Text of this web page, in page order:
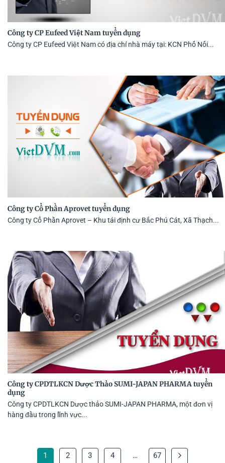
Công ty CP Eufeed Việt Nam tuyển dụng
Công ty CP Eufeed Việt Nam có địa chỉ nhà máy tại: KCN Phố Nối...
Công ty Cổ Phần Aprovet tuyển dụng
Công ty Cổ Phần Aprovet – Khu tái định cư Bắc Phú Cát, Xã Thạch...
Công ty CPDTLKCN Dược Thảo SUMI-JAPAN PHARMA tuyển
dụng
Công ty CPDTLKCN Dược thảo SUMI-JAPAN PHARMA, một đơn vị
hàng đầu trong lĩnh vực...
1 2 3 4 … 67